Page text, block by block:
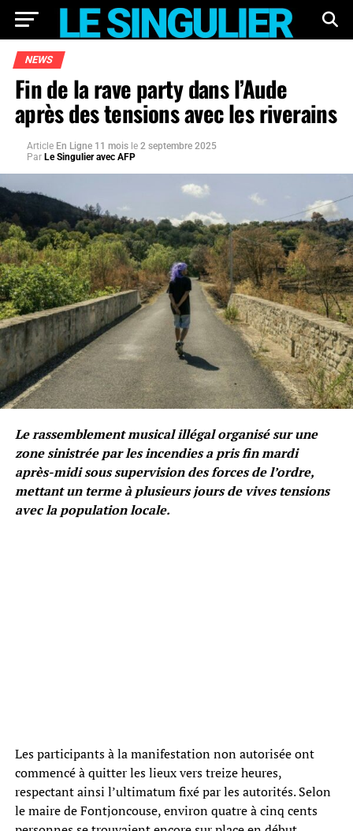
NEWS
Fin de la rave party dans l’Aude
après des tensions avec les riverains
Article En Ligne 11 mois le 2 septembre 2025
Par Le Singulier avec AFP
Le rassemblement musical illégal organisé sur une
zone sinistrée par les incendies a pris fin mardi
après-midi sous supervision des forces de l’ordre,
mettant un terme à plusieurs jours de vives tensions
avec la population locale.
Les participants à la manifestation non autorisée ont
commencé à quitter les lieux vers treize heures,
respectant ainsi l’ultimatum fixé par les autorités. Selon
le maire de Fontjoncouse, environ quatre à cinq cents